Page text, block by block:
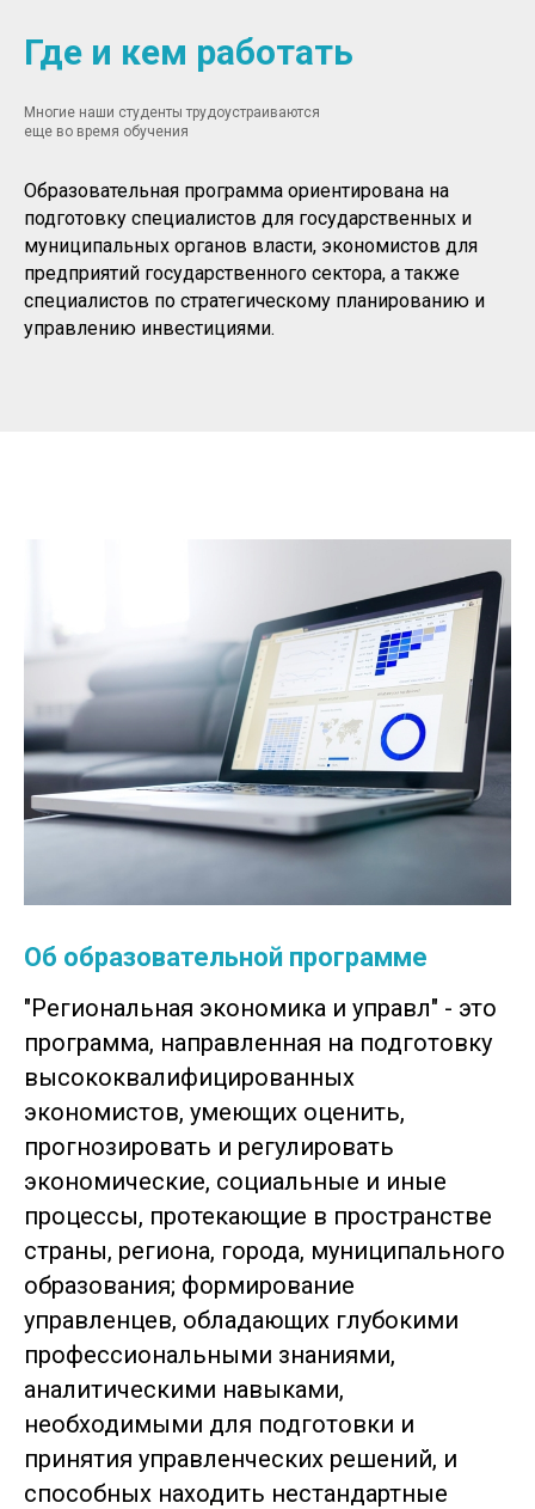
Где и кем работать
Многие наши студенты трудоустраиваются
еще во время обучения
Образовательная программа ориентирована на
подготовку специалистов для государственных и
муниципальных органов власти, экономистов для
предприятий государственного сектора, а также
специалистов по стратегическому планированию и
управлению инвестициями.
Об образовательной программе
"Региональная экономика и управл" - это
программа, направленная на подготовку
высококвалифицированных
экономистов, умеющих оценить,
прогнозировать и регулировать
экономические, социальные и иные
процессы, протекающие в пространстве
страны, региона, города, муниципального
образования; формирование
управленцев, обладающих глубокими
профессиональными знаниями,
аналитическими навыками,
необходимыми для подготовки и
принятия управленческих решений, и
способных находить нестандартные